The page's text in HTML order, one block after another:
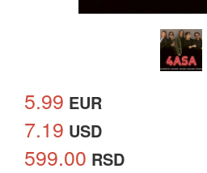
5.99 EUR
7.19 USD
599.00 RSD